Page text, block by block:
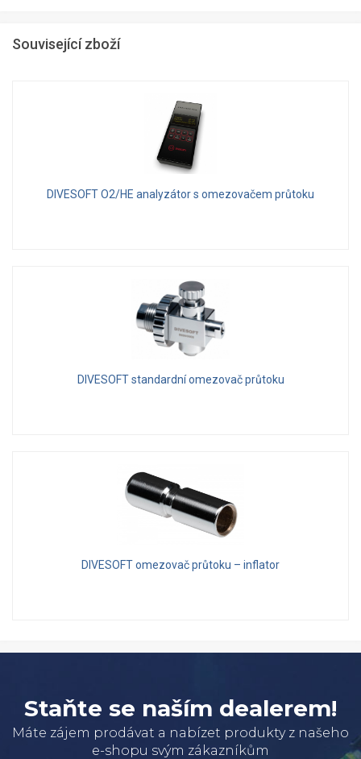
Související zboží
DIVESOFT O2/HE analyzátor s omezovačem průtoku
DIVESOFT standardní omezovač průtoku
DIVESOFT omezovač průtoku – inflator
Staňte se naším dealerem!
Máte zájem prodávat a nabízet produkty z našeho
e-shopu svým zákazníkům